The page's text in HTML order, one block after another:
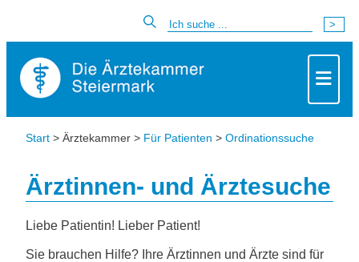
Start > Ärztekammer > Für Patienten > Ordinationssuche
Ärztinnen- und Ärztesuche
Liebe Patientin! Lieber Patient!
Sie brauchen Hilfe? Ihre Ärztinnen und Ärzte sind für